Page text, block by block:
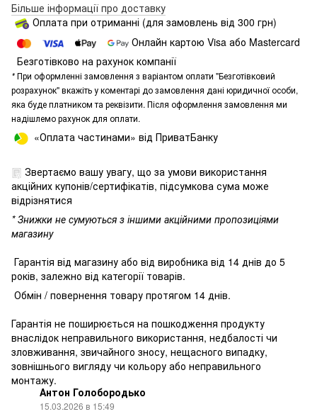
Більше інформації про доставку
Оплата при отриманні (для замовлень від 300 грн)
Онлайн картою Visa або Mastercard
Безготівково на рахунок компанії
*При оформленні замовлення з варіантом оплати "Безготівковий
розрахунок" вкажіть у коментарі до замовлення дані юридичної особи,
яка буде платником та реквізити. Після оформлення замовлення ми
надішлемо рахунок для оплати.
«Оплата частинами» від ПриватБанку
Звертаємо вашу увагу, що за умови використання
акційних купонів/сертифікатів, підсумкова сума може
відрізнятися
* Знижки не сумуються з іншими акційними пропозиціями
магазину
Гарантія від магазину або від виробника від 14 днів до 5
років, залежно від категорії товарів.
Обмін / повернення товару протягом 14 днів.
Гарантія не поширюється на пошкодження продукту
внаслідок неправильного використання, недбалості чи
зловживання, звичайного зносу, нещасного випадку,
зовнішнього вигляду чи кольору або неправильного
монтажу.
Антон Голобородько
15.03.2026 в 15:49